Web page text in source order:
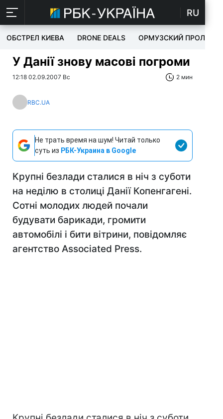
RU
ОБСТРЕЛ КИЕВА DRONE DEALS ОРМУЗСКИЙ ПРОЛИВ
У Данії знову масові погроми
12:18 02.09.2007 Вс 2 мин
RBC.UA
Не трать время на шум! Читай только
суть из РБК-Украина в Google
Крупні безлади сталися в ніч з суботи
на неділю в столиці Данії Копенгагені.
Сотні молодих людей почали
будувати барикади, громити
автомобілі і бити вітрини, повідомляє
агентство Associated Press.